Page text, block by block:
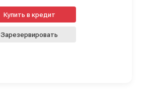
Купить в кредит
Зарезервировать